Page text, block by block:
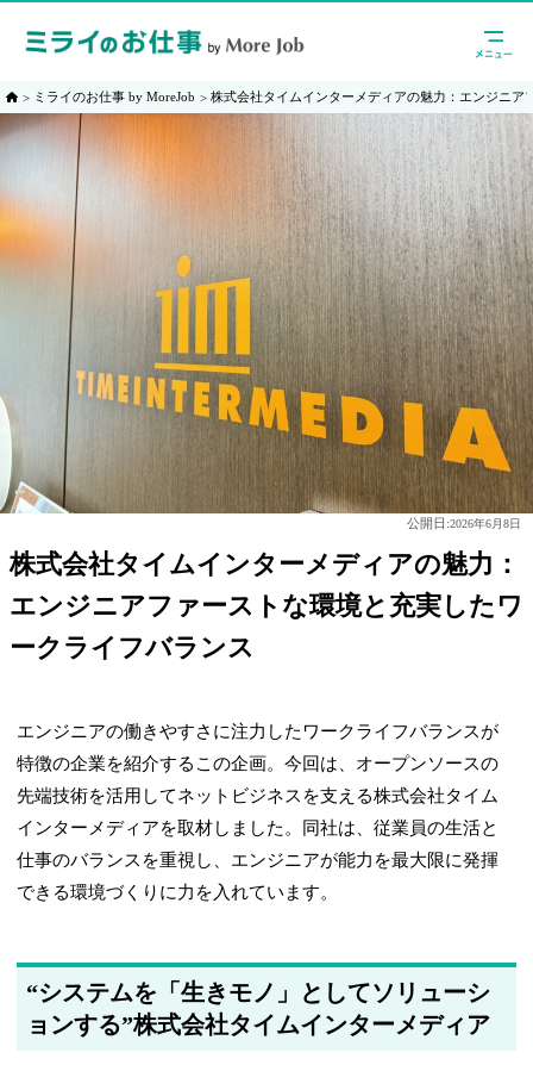
ミライのお仕事 by MoreJob 株式会社タイムインターメディアの魅力：エンジニ
公開日:2026年6月8日
株式会社タイムインターメディアの魅力：
エンジニアファーストな環境と充実したワ
ークライフバランス
エンジニアの働きやすさに注力したワークライフバランスが
特徴の企業を紹介するこの企画。今回は、オープンソースの
先端技術を活用してネットビジネスを支える株式会社タイム
インターメディアを取材しました。同社は、従業員の生活と
仕事のバランスを重視し、エンジニアが能力を最大限に発揮
できる環境づくりに力を入れています。
“システムを「生きモノ」としてソリューシ
ョンする”株式会社タイムインターメディア